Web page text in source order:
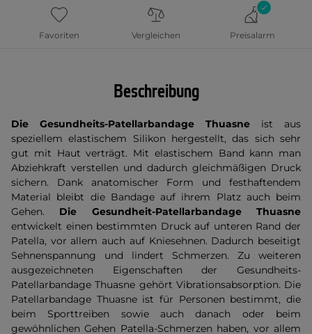
Favoriten Vergleichen Preisalarm
Beschreibung
Die Gesundheits-Patellarbandage Thuasne ist aus
speziellem elastischem Silikon hergestellt, das sich sehr
gut mit Haut verträgt. Mit elastischem Band kann man
Abziehkraft verstellen und dadurch gleichmäßigen Druck
sichern. Dank anatomischer Form und festhaftendem
Material bleibt die Bandage auf ihrem Platz auch beim
Gehen. Die Gesundheit-Patellarbandage Thuasne
entwickelt einen bestimmten Druck auf unteren Rand der
Patella, vor allem auch auf Kniesehnen. Dadurch beseitigt
Sehnenspannung und lindert Schmerzen. Zu weiteren
ausgezeichneten Eigenschaften der Gesundheits-
Patellarbandage Thuasne gehört Vibrationsabsorption. Die
Patellarbandage Thuasne ist für Personen bestimmt, die
beim Sporttreiben sowie auch danach oder beim
gewöhnlichen Gehen Patella-Schmerzen haben, vor allem